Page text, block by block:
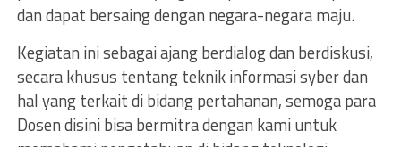
dan dapat bersaing dengan negara-negara maju.
Kegiatan ini sebagai ajang berdialog dan berdiskusi,
secara khusus tentang teknik informasi syber dan
hal yang terkait di bidang pertahanan, semoga para
Dosen disini bisa bermitra dengan kami untuk